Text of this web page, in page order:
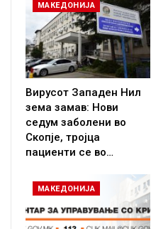
МАКЕДОНИЈА
Вирусот Западен Нил
зема замав: Нови
седум заболени во
Скопје, тројца
пациенти се во…
МАКЕДОНИЈА